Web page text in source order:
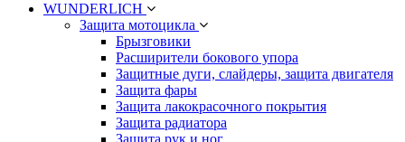
WUNDERLICH
Защита мотоцикла
Брызговики
Расширители бокового упора
Защитные дуги, слайдеры, защита двигателя
Защита фары
Защита лакокрасочного покрытия
Защита радиатора
Защита рук и ног